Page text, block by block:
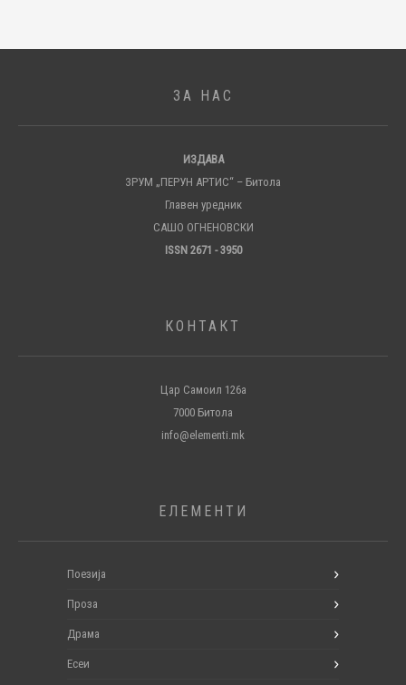
ЗА НАС
ИЗДАВА
ЗРУМ „ПЕРУН АРТИС“ – Битола
Главен уредник
САШО ОГНЕНОВСКИ
ISSN 2671 - 3950
КОНТАКТ
Цар Самоил 126а
7000 Битола
info@elementi.mk
ЕЛЕМЕНТИ
Поезија
Проза
Драма
Есеи